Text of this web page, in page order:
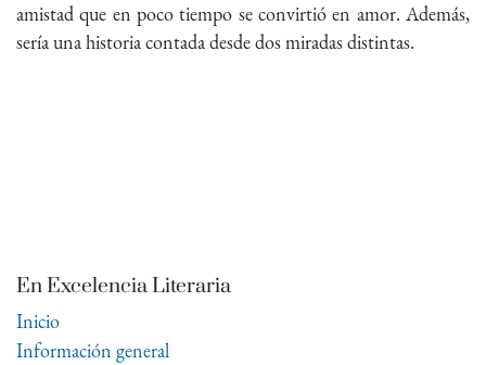
amistad que en poco tiempo se convirtió en amor. Además,
sería una historia contada desde dos miradas distintas.
En Excelencia Literaria
Inicio
Información general